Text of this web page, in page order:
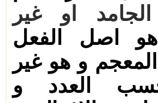
الجامد او غير
اصل الفعل
و هو غير
العدد و